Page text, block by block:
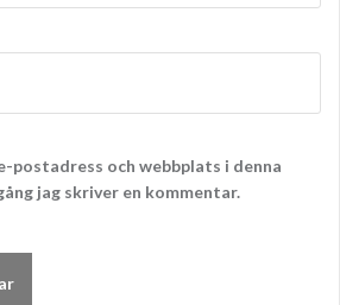
postadress och webbplats i denna
jag skriver en kommentar.